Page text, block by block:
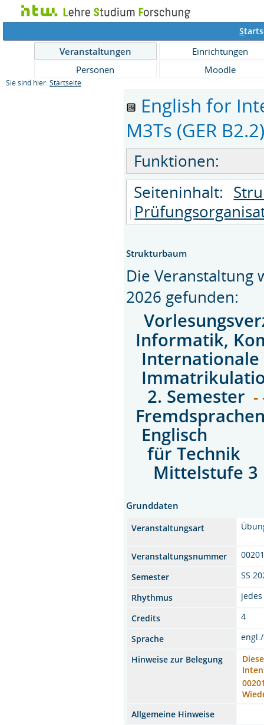
S
Veranstaltungen
Einrichtungen
Personen
Moodle
Sie sind hier: Startseite
English for
M3Ts (GER
Funktionen:
Seiteninhalt:
Strukturbaum
Die Veranstaltung
2026 gefunden:
Informatik,
2. Semester -
Englisch
für Technik
Mittelstufe 3
Grunddaten
Veranstaltungsart
Veranstaltungsnummer
Semester
SS
Rhythmus
Credits
4
Sprache
Hinweise zur Belegung
Allgemeine Hinweise